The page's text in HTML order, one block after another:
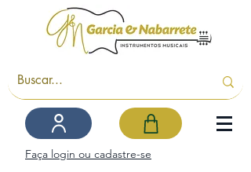
Faça login ou cadastre-se